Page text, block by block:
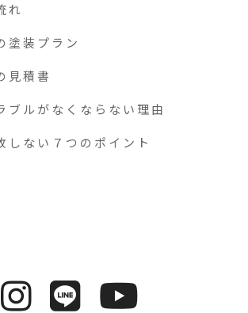
れ
塗装プラン
見積書
ブルがなくならない理由
しない７つのポイント